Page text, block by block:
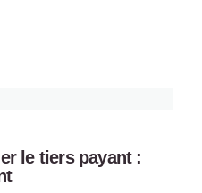
le tiers payant :